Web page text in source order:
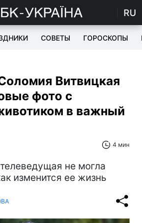
RU
СОВЕТЫ ГОРОСКОПЫ
Витвицкая
фото с
в важный
4 мин
не могла
изменится ее жизнь